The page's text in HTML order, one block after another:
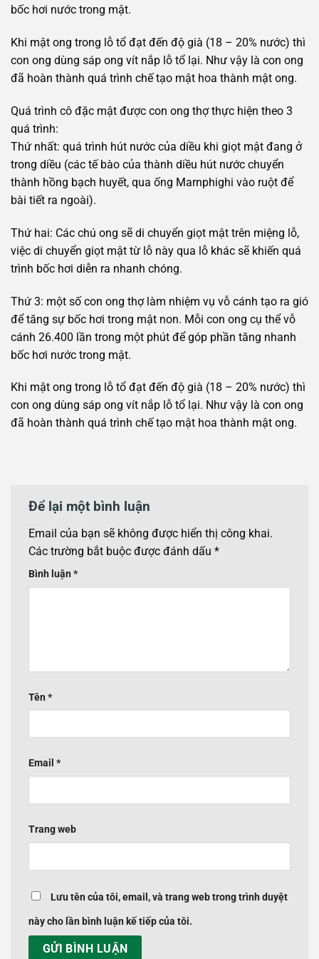
bốc hơi nước trong mật.
Khi mật ong trong lỗ tổ đạt đến độ già (18 – 20% nước) thì
con ong dùng sáp ong vít nắp lỗ tổ lại. Như vậy là con ong
đã hoàn thành quá trình chế tạo mật hoa thành mật ong.
Quá trình cô đặc mật được con ong thợ thực hiện theo 3
quá trình:
Thứ nhất: quá trình hút nước của diều khi giọt mật đang ở
trong diều (các tế bào của thành diều hút nước chuyển
thành hồng bạch huyết, qua ống Marnphighi vào ruột để
bài tiết ra ngoài).
Thứ hai: Các chú ong sẽ di chuyển giọt mật trên miệng lỗ,
việc di chuyển giọt mật từ lỗ này qua lỗ khác sẽ khiến quá
trình bốc hơi diễn ra nhanh chóng.
Thứ 3: một số con ong thợ làm nhiệm vụ vỗ cánh tạo ra gió
để tăng sự bốc hơi trong mật non. Mỗi con ong cụ thể vỗ
cánh 26.400 lần trong một phút để góp phần tăng nhanh
bốc hơi nước trong mật.
Khi mật ong trong lỗ tổ đạt đến độ già (18 – 20% nước) thì
con ong dùng sáp ong vít nắp lỗ tổ lại. Như vậy là con ong
đã hoàn thành quá trình chế tạo mật hoa thành mật ong.
Để lại một bình luận
Email của bạn sẽ không được hiển thị công khai.
Các trường bắt buộc được đánh dấu *
Bình luận *
Tên *
Email *
Trang web
Lưu tên của tôi, email, và trang web trong trình duyệt
này cho lần bình luận kế tiếp của tôi.